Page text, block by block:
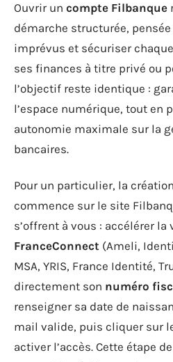
Ouvrir un compte Filbanque
démarche structurée,
imprévus et sécuriser chaque
ses finances à titre privé ou
l’objectif reste identique :
l’espace numérique, tout en
autonomie maximale sur la
bancaires.
Pour un particulier, la création
commence sur le site
s’offrent à vous : accélérer
FranceConnect (Ameli,
MSA, YRIS, France Identité,
directement son numéro
renseigner sa date de
mail valide, puis cliquer sur
activer l’accès. Cette étape